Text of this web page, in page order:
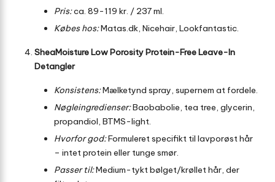
Pris:ca. 89-119 kr. / 237 ml.
Købes hos:Matas.dk, Nicehair, Lookfantastic.
SheaMoisture Low Porosity Protein-Free Leave-In
Detangler
Konsistens:Mælketynd spray, supernem at fordele.
Nøgleingredienser:Baobabolie, tea tree, glycerin,
propandiol, BTMS-light.
Hvorfor god:Formuleret specifikt til lavporøst hår
– intet protein eller tunge smør.
Passer til:Medium-tykt bølget/krøllet hår, der